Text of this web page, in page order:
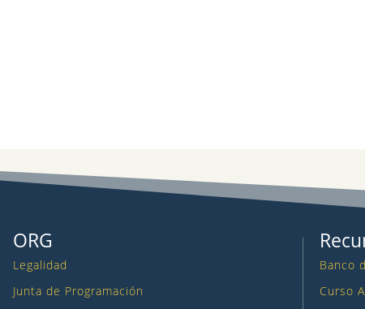
ORG
Legalidad
Junta de Programación
Banco
Curso